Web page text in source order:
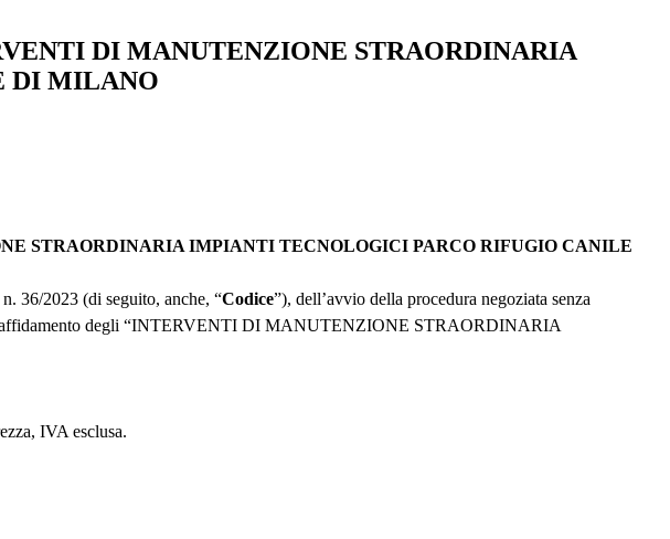
DI MANUTENZIONE STRAORDINARIA
DI MILANO
STRAORDINARIA IMPIANTI TECNOLOGICI PARCO RIFUGIO CANILE
36/2023 (di seguito, anche, “Codice”), dell’avvio della procedura negoziata senza
degli “INTERVENTI DI MANUTENZIONE STRAORDINARIA
IVA esclusa.